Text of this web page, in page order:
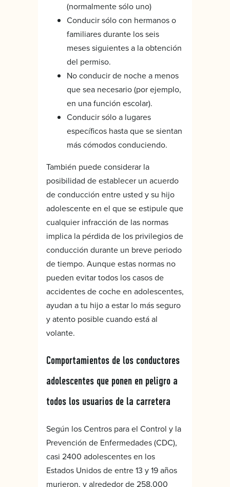
(normalmente sólo uno)
Conducir sólo con hermanos o
familiares durante los seis
meses siguientes a la obtención
del permiso.
No conducir de noche a menos
que sea necesario (por ejemplo,
en una función escolar).
Conducir sólo a lugares
específicos hasta que se sientan
más cómodos conduciendo.
También puede considerar la
posibilidad de establecer un acuerdo
de conducción entre usted y su hijo
adolescente en el que se estipule que
cualquier infracción de las normas
implica la pérdida de los privilegios de
conducción durante un breve periodo
de tiempo. Aunque estas normas no
pueden evitar todos los casos de
accidentes de coche en adolescentes,
ayudan a tu hijo a estar lo más seguro
y atento posible cuando está al
volante.
Comportamientos de los conductores
adolescentes que ponen en peligro a
todos los usuarios de la carretera
Según los Centros para el Control y la
Prevención de Enfermedades (CDC),
casi 2400 adolescentes en los
Estados Unidos de entre 13 y 19 años
murieron, y alrededor de 258,000